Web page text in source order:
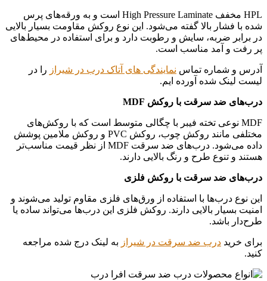
HPL مخفف High Pressure Laminate است و به ورقه‌های پرس
شده با فشار بالا گفته می‌شود. این نوع روکش مقاومت بسیار بالایی
در برابر ضربه، سایش و رطوبت دارد و برای استفاده در محیط‌های
پر رفت و آمد مناسب است.
آدرس و شماره تماس نمایندگی های آتاک درب در شیراز را در
لیست لینک شده آورده ایم.
درب‌های ضد سرقت با روکش MDF
MDF نوعی تخته فیبر با چگالی متوسط است که با روکش‌های
مختلفی مانند روکش چوب، روکش PVC و روکش ملامین پوشش
داده می‌شود. درب‌های ضد سرقت MDF از نظر قیمت مناسب‌تر
هستند و تنوع طرح و رنگ بالایی دارند.
درب‌های ضد سرقت با روکش فلزی
این نوع درب‌ها با استفاده از ورق‌های فلزی مقاوم تولید می‌شوند و
امنیت بسیار بالایی دارند. روکش فلزی این درب‌ها می‌تواند ساده یا
طرح‌دار باشد.
برای خرید درب ضد سرقت در شیراز به لینک درج شده مراجعه
کنید.